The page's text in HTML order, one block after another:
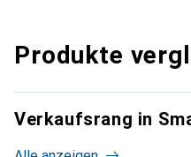
Produkte
Verkaufsrang in